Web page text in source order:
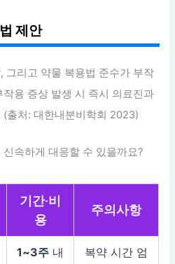
제안
그리고 약물 복용법 준수가 부작
용 증상 발생 시 즉시 의료진과
출처: 대한내분비학회 2023)
속하게 대응할 수 있을까요?
기간·비
용
주의사항
1~3주 내
복약 시간 엄